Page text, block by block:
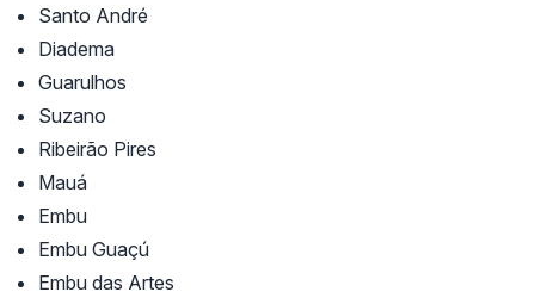
Santo André
Diadema
Guarulhos
Suzano
Ribeirão Pires
Mauá
Embu
Embu Guaçú
Embu das Artes